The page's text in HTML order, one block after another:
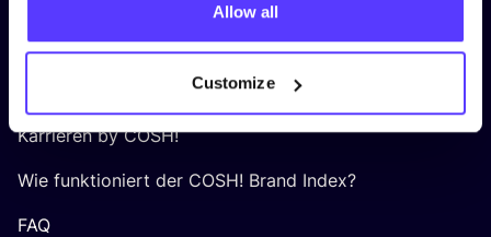
Allow all
Customize
Werde Partner:in
Karrieren by COSH!
Wie funktioniert der COSH! Brand Index?
FAQ